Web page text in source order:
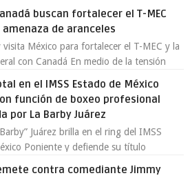
buscan fortalecer el T-MEC
de aranceles
visita México para fortalecer el T-MEC y la
con Canadá En medio de la tensión
en el IMSS Estado de México
función de boxeo profesional
por La Barby Juárez
Juárez brilla en el ring del IMSS
Poniente y defiende su título
contra comediante Jimmy